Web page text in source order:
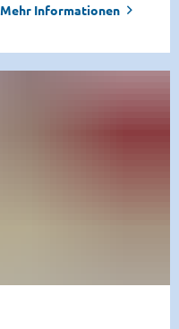
Mehr Informationen